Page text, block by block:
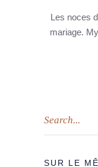
Les noces
mariage.
SUR LE